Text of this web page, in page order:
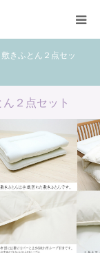
きふとん２点セッ
２点セット